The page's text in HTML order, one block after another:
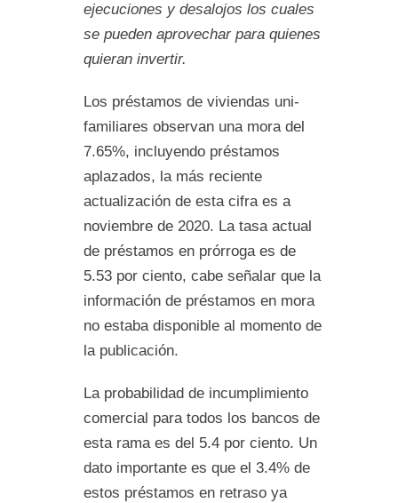
ejecuciones y desalojos los cuales
se pueden aprovechar para quienes
quieran invertir.
Los préstamos de viviendas uni-
familiares observan una mora del
7.65%, incluyendo préstamos
aplazados, la más reciente
actualización de esta cifra es a
noviembre de 2020. La tasa actual
de préstamos en prórroga es de
5.53 por ciento, cabe señalar que la
información de préstamos en mora
no estaba disponible al momento de
la publicación.
La probabilidad de incumplimiento
comercial para todos los bancos de
esta rama es del 5.4 por ciento. Un
dato importante es que el 3.4% de
estos préstamos en retraso ya